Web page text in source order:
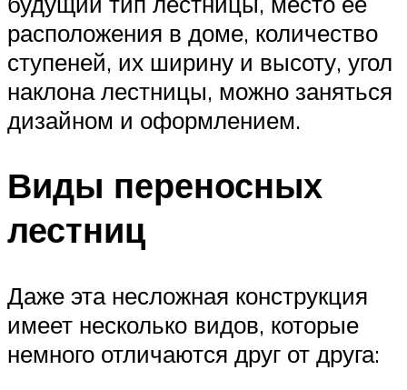
расположения в доме, количество
ступеней, их ширину и высоту, угол
наклона лестницы, можно заняться
дизайном и оформлением.
Виды переносных
лестниц
Даже эта несложная конструкция
имеет несколько видов, которые
немного отличаются друг от друга: